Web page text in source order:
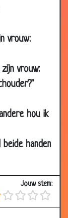
vrouw:
vrouw:
hou ik
handen
Jouw stem:
3.83
3.07
2.55